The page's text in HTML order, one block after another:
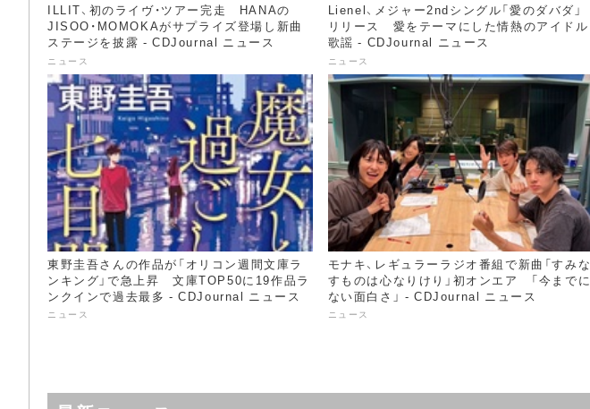
ILLIT、初のライヴ・ツアー完走 HANAの
JISOO・MOMOKAがサプライズ登場し新曲
ステージを披露 - CDJournal ニュース
ニュース
Lienel、メジャー2ndシングル「愛のダバダ」
リリース 愛をテーマにした情熱のアイドル
歌謡 - CDJournal ニュース
ニュース
東野圭吾さんの作品が「オリコン週間文庫ラ
ンキング」で急上昇​ 文庫TOP50に19作品ラ
ンクインで過去最多 - CDJournal ニュース
ニュース
モナキ、レギュラーラジオ番組で新曲「すみな
すものは心なりけり」初オンエア 「今までに
ない面白さ」 - CDJournal ニュース
ニュース